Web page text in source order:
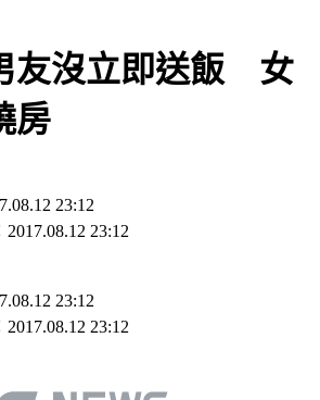
友沒立即送飯 女
房
23:12
23:12